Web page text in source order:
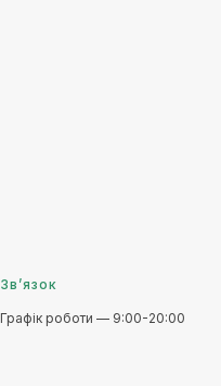
Зв’язок
Графік роботи — 9:00-20:00